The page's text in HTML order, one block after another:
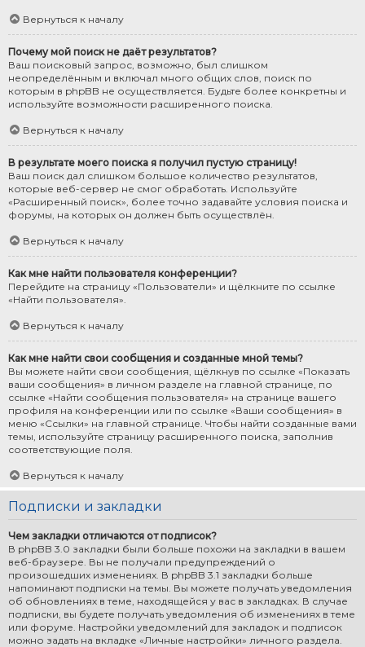
Вернуться к началу
Почему мой поиск не даёт результатов?
Ваш поисковый запрос, возможно, был слишком
неопределённым и включал много общих слов, поиск по
которым в phpBB не осуществляется. Будьте более конкретны и
используйте возможности расширенного поиска.
Вернуться к началу
В результате моего поиска я получил пустую страницу!
Ваш поиск дал слишком большое количество результатов,
которые веб-сервер не смог обработать. Используйте
«Расширенный поиск», более точно задавайте условия поиска и
форумы, на которых он должен быть осуществлён.
Вернуться к началу
Как мне найти пользователя конференции?
Перейдите на страницу «Пользователи» и щёлкните по ссылке
«Найти пользователя».
Вернуться к началу
Как мне найти свои сообщения и созданные мной темы?
Вы можете найти свои сообщения, щёлкнув по ссылке «Показать
ваши сообщения» в личном разделе на главной странице, по
ссылке «Найти сообщения пользователя» на странице вашего
профиля на конференции или по ссылке «Ваши сообщения» в
меню «Ссылки» на главной странице. Чтобы найти созданные вами
темы, используйте страницу расширенного поиска, заполнив
соответствующие поля.
Вернуться к началу
Подписки и закладки
Чем закладки отличаются от подписок?
В phpBB 3.0 закладки были больше похожи на закладки в вашем
веб-браузере. Вы не получали предупреждений о
произошедших изменениях. В phpBB 3.1 закладки больше
напоминают подписки на темы. Вы можете получать уведомления
об обновлениях в теме, находящейся у вас в закладках. В случае
подписки, вы будете получать уведомления об изменениях в теме
или форуме. Настройки уведомлений для закладок и подписок
можно задать на вкладке «Личные настройки» личного раздела.